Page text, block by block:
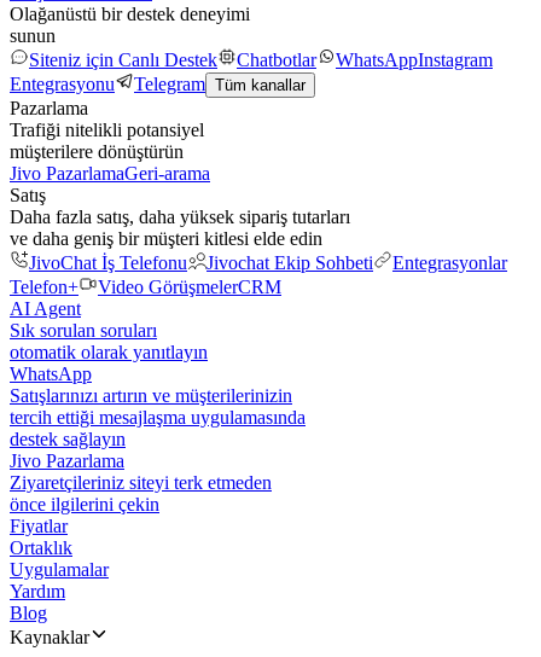
Olağanüstü bir destek deneyimi
sunun
Siteniz için Canlı Destek
Chatbotlar WhatsAppInstagram
Entegrasyonu
Telegram Tüm kanallar
Pazarlama
Trafiği nitelikli potansiyel
müşterilere dönüştürün
Jivo PazarlamaGeri-arama
Satış
Daha fazla satış, daha yüksek sipariş tutarları
ve daha geniş bir müşteri kitlesi elde edin
JivoChat İş Telefonu
Jivochat Ekip Sohbeti
Entegrasyonlar
Telefon+
Video GörüşmelerCRM
AI Agent
Sık sorulan soruları
otomatik olarak yanıtlayın
WhatsApp
Satışlarınızı artırın ve müşterilerinizin
tercih ettiği mesajlaşma uygulamasında
destek sağlayın
Jivo Pazarlama
Ziyaretçileriniz siteyi terk etmeden
önce ilgilerini çekin
Fiyatlar
Ortaklık
Uygulamalar
Yardım
Blog
Kaynaklar